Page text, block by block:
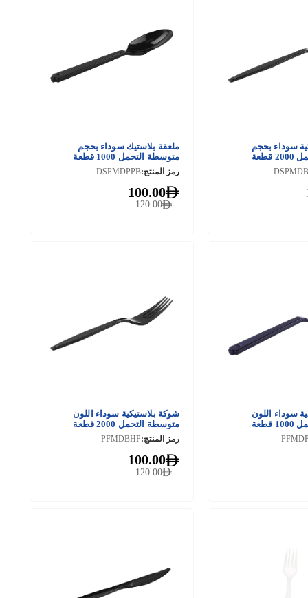
سوداء بحجم
ملعقة بلاستيك سوداء بحجم
متوسطة التحمل 1000 قطعة
رمز المنتج:DSPMDPPB
120.00
100.00
سوداء اللون
شوكة بلاستيكية سوداء اللون
متوسطة التحمل 2000 قطعة
رمز المنتج:PFMDBHP
120.00
100.00